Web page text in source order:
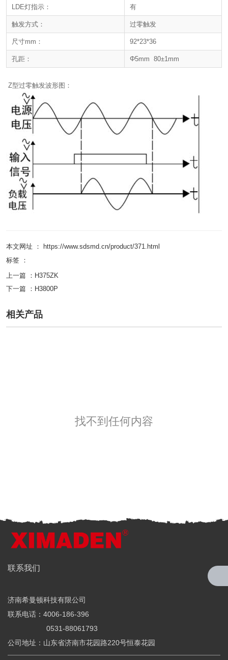
LDE灯指示： 有
触发方式： 过零触发
尺寸mm： 92*23*36
孔距： Φ5mm 80±1mm
Z型过零触发波形图：
本文网址 ： https://www.sdsmd.cn/product/371.html
标签 ：
上一篇 ： H375ZK
下一篇 ： H3800P
相关产品
找不到任何内容
全国服务热线
联系我们
济南希曼顿科技有限公司
联系电话：4006-186-396
0531-88061793
公司地址：山东省济南市花园路220号恒泰花园